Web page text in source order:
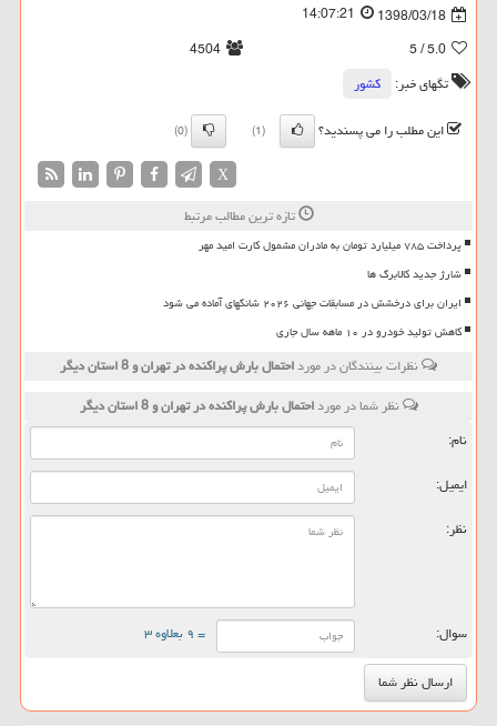
1398/03/18
14:07:21
5.0
/ 5
4504
تگهای خبر:
كشور
این مطلب را می پسندید؟
(1)
(0)
X
تازه ترین مطالب مرتبط
پرداخت ۷۸۵ میلیارد تومان به مادران مشمول کارت امید مهر
شارژ جدید کالابرگ ها
ایران برای درخشش در مسابقات جهانی ۲۰۲۶ شانگهای آماده می شود
کاهش تولید خودرو در ۱۰ ماهه سال جاری
نظرات بینندگان در مورداحتمال بارش پراكنده در تهران و 8 استان دیگر
نظر شما در مورداحتمال بارش پراكنده در تهران و 8 استان دیگر
نام:
ایمیل:
نظر:
سوال: = ۹ بعلاوه ۳